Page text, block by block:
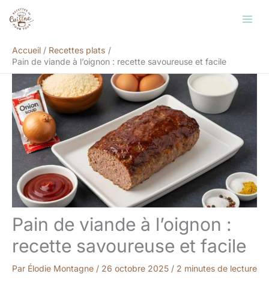
Accueil
Recettes plats
Pain de viande à l’oignon : recette savoureuse et facile
Pain de viande à l’oignon :
recette savoureuse et facile
Par Élodie Montagne / 26 octobre 2025 / 2 minutes de lecture
Rechercher